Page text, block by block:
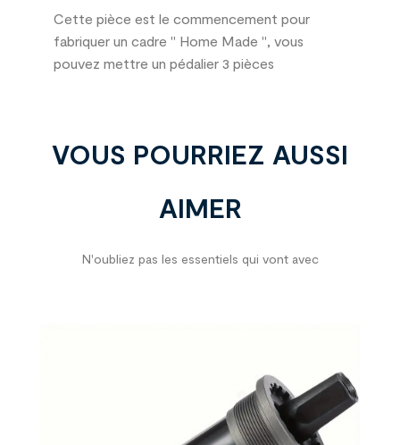
Cette pièce est le commencement pour
fabriquer un cadre " Home Made ", vous
pouvez mettre un pédalier 3 pièces
VOUS POURRIEZ AUSSI
AIMER
N'oubliez pas les essentiels qui vont avec